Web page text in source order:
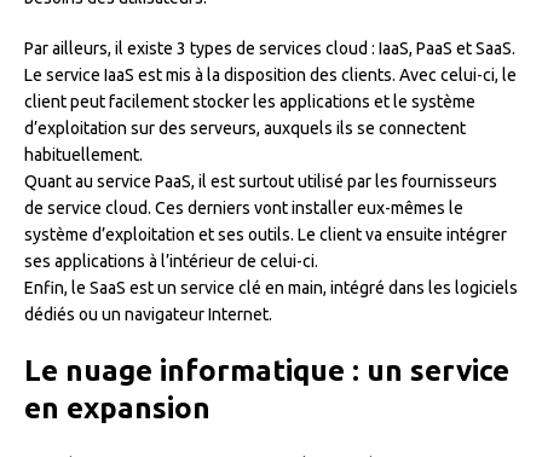
Par ailleurs, il existe 3 types de services cloud : IaaS, PaaS et SaaS.
Le service IaaS est mis à la disposition des clients. Avec celui-ci, le
client peut facilement stocker les applications et le système
d’exploitation sur des serveurs, auxquels ils se connectent
habituellement.
Quant au service PaaS, il est surtout utilisé par les fournisseurs
de service cloud. Ces derniers vont installer eux-mêmes le
système d’exploitation et ses outils. Le client va ensuite intégrer
ses applications à l’intérieur de celui-ci.
Enfin, le SaaS est un service clé en main, intégré dans les logiciels
dédiés ou un navigateur Internet.
Le nuage informatique : un service
en expansion